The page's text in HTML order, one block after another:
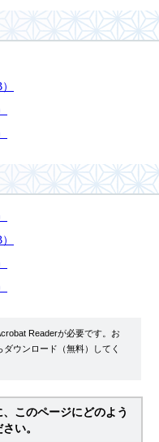
Readerが必要です。お
ダウンロード（無料）してく
このページにどのよう
い。